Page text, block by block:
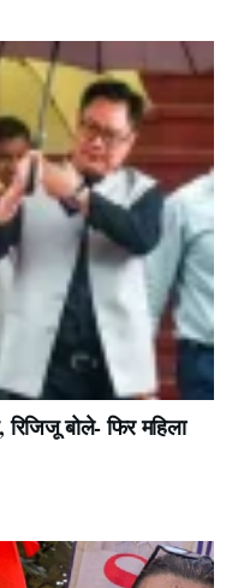
बोले- फिर महिला